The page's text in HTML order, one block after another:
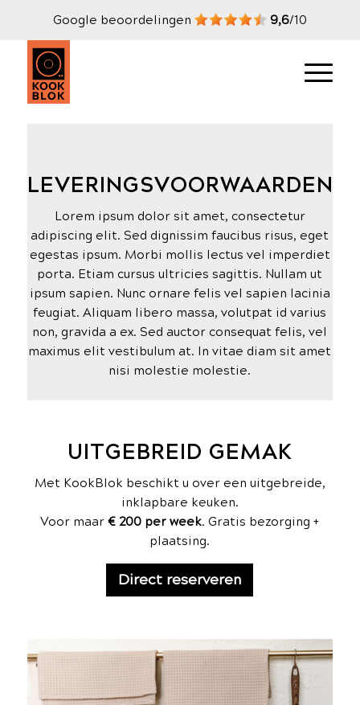
Google beoordelingen 9,6/10
LEVERINGSVOORWAARDEN
Lorem ipsum dolor sit amet, consectetur
adipiscing elit. Sed dignissim faucibus risus, eget
egestas ipsum. Morbi mollis lectus vel imperdiet
porta. Etiam cursus ultricies sagittis. Nullam ut
ipsum sapien. Nunc ornare felis vel sapien lacinia
feugiat. Aliquam libero massa, volutpat id varius
non, gravida a ex. Sed auctor consequat felis, vel
maximus elit vestibulum at. In vitae diam sit amet
nisi molestie molestie.
UITGEBREID GEMAK
Met KookBlok beschikt u over een uitgebreide,
inklapbare keuken.
Voor maar € 200 per week. Gratis bezorging +
plaatsing.
Direct reserveren